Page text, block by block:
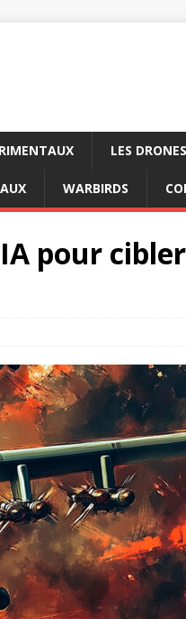
LES DRONES
WARBIRDS
pour cibler